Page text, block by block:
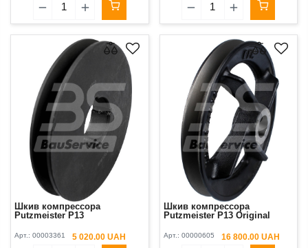
Шкив компрессора
Putzmeister P13
Арт.: 00003361 5 020.00 UAH
Шкив компрессора
Putzmeister P13 Original
Арт.: 00000605 16 800.00 UAH